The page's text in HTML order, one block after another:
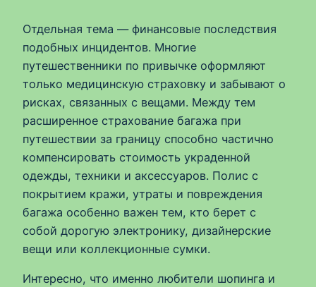
Отдельная тема — финансовые последствия
подобных инцидентов. Многие
путешественники по привычке оформляют
только медицинскую страховку и забывают о
рисках, связанных с вещами. Между тем
расширенное страхование багажа при
путешествии за границу способно частично
компенсировать стоимость украденной
одежды, техники и аксессуаров. Полис с
покрытием кражи, утраты и повреждения
багажа особенно важен тем, кто берет с
собой дорогую электронику, дизайнерские
вещи или коллекционные сумки.
Интересно, что именно любители шопинга и